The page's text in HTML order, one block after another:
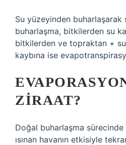
Su yüzeyinden buharlaşarak
buharlaşma, bitkilerden su
bitkilerden ve topraktan +
kaybına ise
ZIRAAT?
Doğal buharlaşma
ısınan havanın etkisiyle